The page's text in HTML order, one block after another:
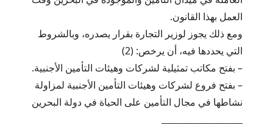
العمل بهذا القانون.
ومع ذلك يجوز لوزير التجارة بقرار يصدره، وبالشروط
التي يحددها فيه، أن يرخص: (2)
– بفتح مكاتب تمثيلية لشركات وهيئات التأمين الأجنبية.
– بفتح فروع لشركات وهيئات التأمين الأجنبية لمزاولة
نشاطها في مجال التأمين على الحياة في دولة البحرين